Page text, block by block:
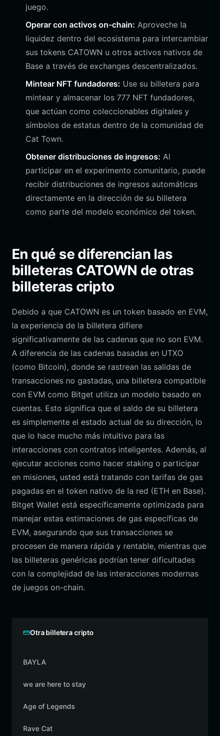
juego.
Operar con activos on-chain: Aproveche la
liquidez dentro del ecosistema para intercambiar
sus tokens CATOWN u otros activos nativos de
Base a través de exchanges descentralizados.
Mintear NFT fundadores: Use su billetera para
mintear y almacenar los 777 NFT fundadores,
que actúan como coleccionables digitales y
símbolos de estatus dentro de la comunidad de
Cat Town.
Obtener distribuciones de ingresos: Al
participar en el experimento comunitario, puede
recibir distribuciones de ingresos automáticas
directamente en la dirección de su billetera
como parte del modelo económico del token.
En qué se diferencian las
billeteras CATOWN de otras
billeteras cripto
Debido a que CATOWN es un token basado en EVM,
la experiencia de la billetera difiere
significativamente de las cadenas que no son EVM.
A diferencia de las cadenas basadas en UTXO
(como Bitcoin), donde se rastrean las salidas de
transacciones no gastadas, una billetera compatible
con EVM como Bitget utiliza un modelo basado en
cuentas. Esto significa que el saldo de su billetera
es simplemente el estado actual de su dirección, lo
que lo hace mucho más intuitivo para las
interacciones con contratos inteligentes. Además, al
ejecutar acciones como hacer staking o participar
en misiones, usted está tratando con tarifas de gas
pagadas en el token nativo de la red (ETH en Base).
Bitget Wallet está específicamente optimizada para
manejar estas estimaciones de gas específicas de
EVM, asegurando que sus transacciones se
procesen de manera rápida y rentable, mientras que
las billeteras genéricas podrían tener dificultades
con la complejidad de las interacciones modernas
de juegos on-chain.
Otra billetera cripto
BAYLA
we are here to stay
Age of Legends
Rave Cat